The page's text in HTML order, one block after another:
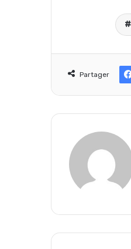
e
o
Partager